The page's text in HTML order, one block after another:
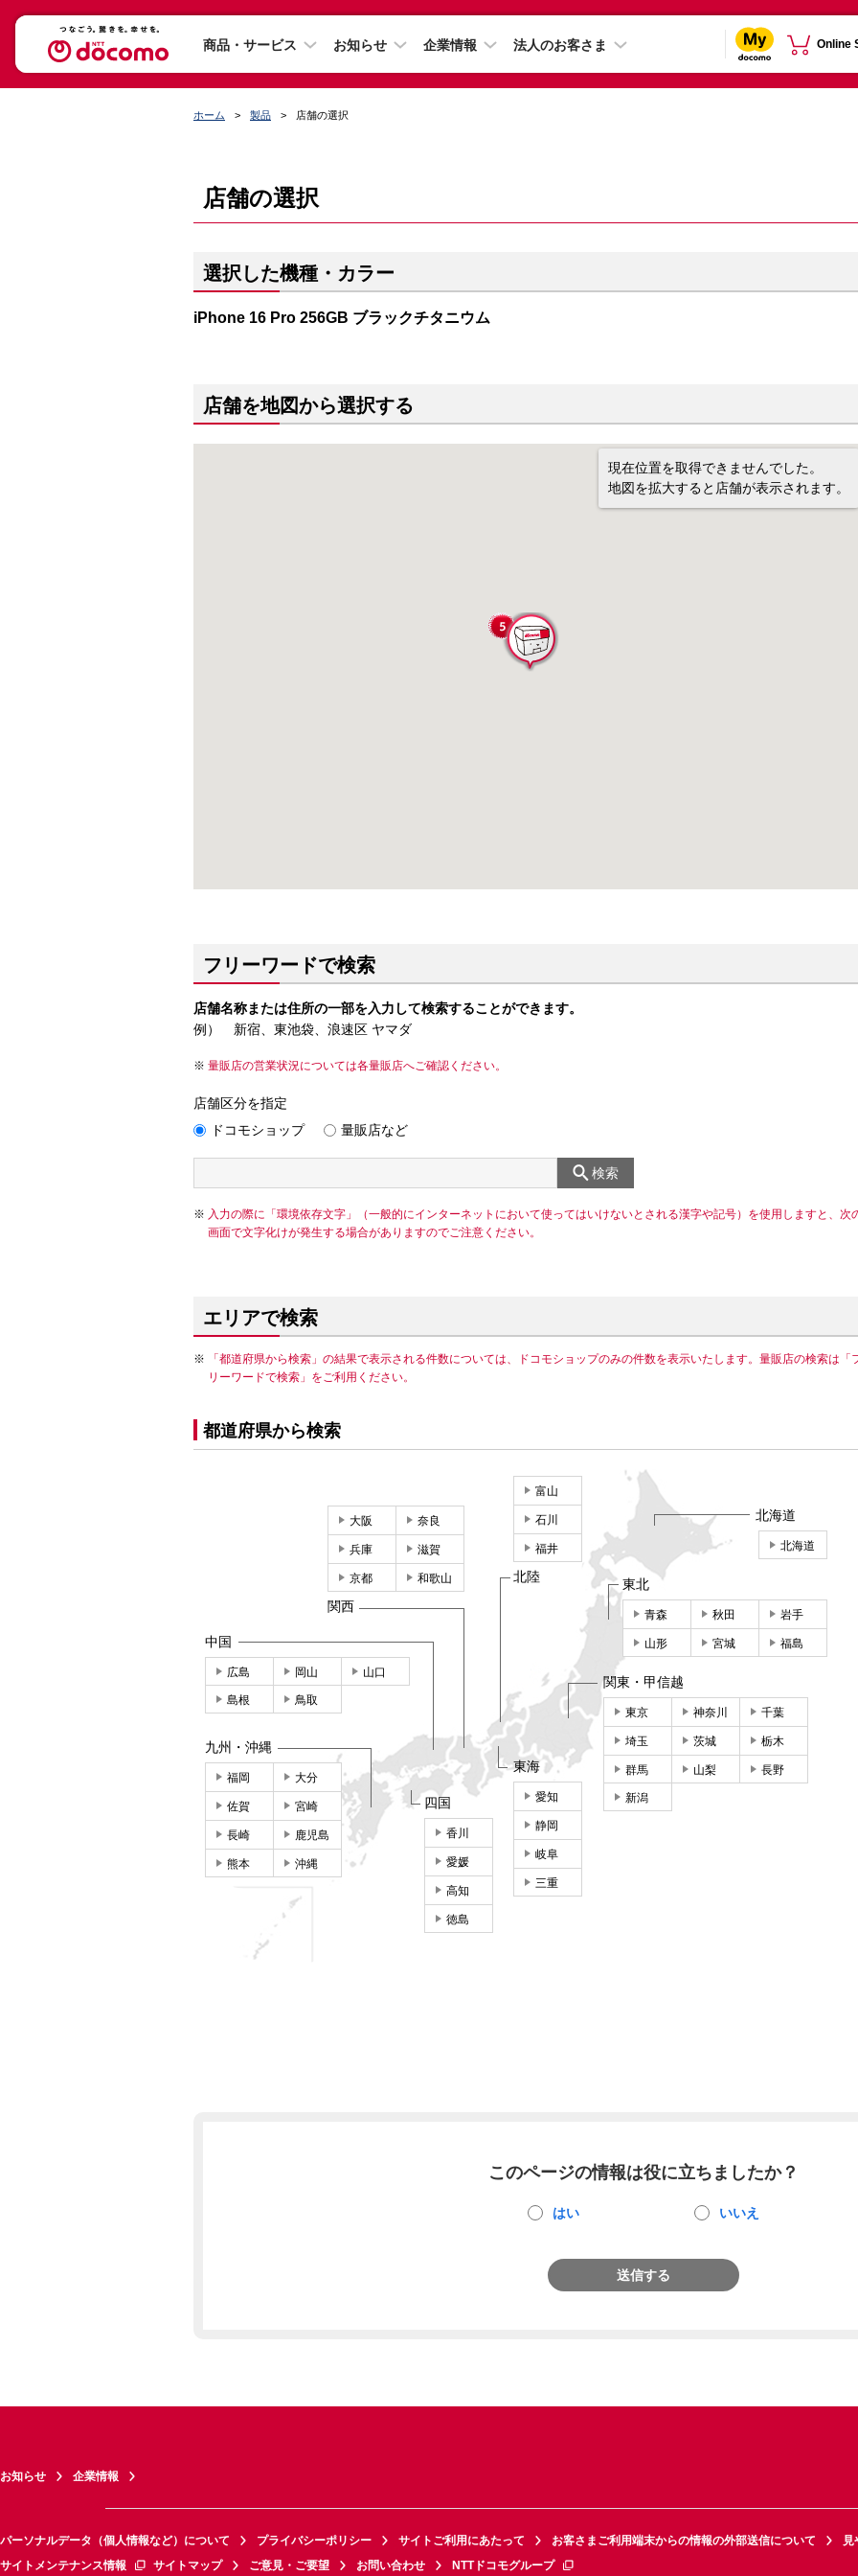
商品・サービス お知らせ 企業情報 法人のお客さま Online
ホーム 製品 店舗の選択
店舗の選択
選択した機種・カラー
iPhone 16 Pro 256GB ブラックチタニウム
店舗を地図から選択する
現在位置を取得できませんでした。
地図を拡大すると店舗が表示されます。
フリーワードで検索
店舗名称または住所の一部を入力して検索することができます。
例） 新宿、東池袋、浪速区 ヤマダ
量販店の営業状況については各量販店へご確認ください。
店舗区分を指定
ドコモショップ
量販店など
検索
入力の際に「環境依存文字」（一般的にインターネットにおいて使ってはいけないとされる漢字や記号）を使用しますと、次
画面で文字化けが発生する場合がありますのでご注意ください。
エリアで検索
「都道府県から検索」の結果で表示される件数については、ドコモショップのみの件数を表示いたします。量販店の検索は「
リーワードで検索」をご利用ください。
都道府県から検索
北海道
北海道
東北
青森 秋田 岩手
山形 宮城 福島
関東・甲信越
東京 神奈川 千葉
埼玉 茨城 栃木
群馬 山梨 長野
新潟
東海
愛知
静岡
岐阜
三重
富山
石川
福井
北陸
大阪 奈良
兵庫 滋賀
京都 和歌山
関西
中国
広島 岡山 山口
島根 鳥取
四国
香川
愛媛
高知
徳島
九州・沖縄
福岡 大分
佐賀 宮崎
長崎 鹿児島
熊本 沖縄
このページの情報は役に立ちましたか？
はい いいえ
送信する
お知らせ 企業情報
パーソナルデータ（個人情報など）について プライバシーポリシー サイトご利用にあたって お客さまご利用端末からの情報の外部送信について
見
サイトメンテナンス情報
サイトマップ ご意見・ご要望 お問い合わせ NTTドコモグループ